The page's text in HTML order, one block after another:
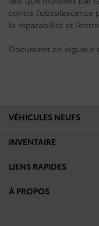
contre
la réparabilité et
Document en vigueur
VÉHICULES NEUFS
INVENTAIRE
LIENS RAPIDES
À PROPOS